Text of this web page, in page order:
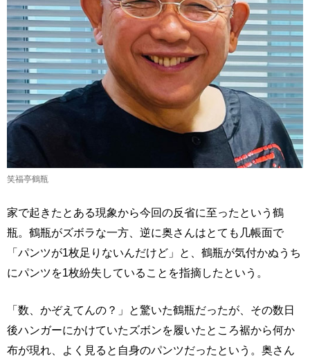
笑福亭鶴瓶
家で起きたとある現象から今回の反省に至ったという鶴
瓶。鶴瓶がズボラな一方、逆に奥さんはとても几帳面で
「パンツが1枚足りないんだけど」と、鶴瓶が気付かぬうち
にパンツを1枚紛失していることを指摘したという。
「数、かぞえてんの？」と驚いた鶴瓶だったが、その数日
後ハンガーにかけていたズボンを履いたところ裾から何か
布が現れ、よく見ると自身のパンツだったという。奥さん